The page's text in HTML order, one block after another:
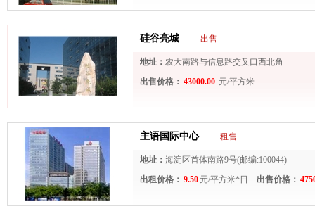
硅谷亮城 出售
地址： 农大南路与信息路交叉口西北角
出售价格： 43000.00 元/平方米
主语国际中心 租售
地址： 海淀区首体南路9号(邮编:100044)
出租价格： 9.50 元/平方米*日 出售价格：